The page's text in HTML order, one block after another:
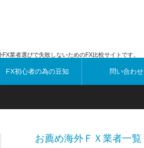
業者選びで失敗しないためのFX比較サイトです。
FX初心者の為の豆知 問い合わせ
お薦め海外ＦＸ業者一覧